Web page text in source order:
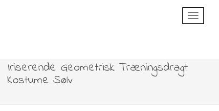
Toggle
Iriserende Geometrisk Træningsdragt
Kostume Sølv